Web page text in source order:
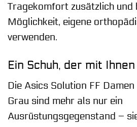
Tragekomfort zusätzlich und
Möglichkeit, eigene
verwenden.
Ein Schuh, der mit
Die Asics Solution FF
Grau sind mehr als nur ein
Ausrüstungsgegenstand –